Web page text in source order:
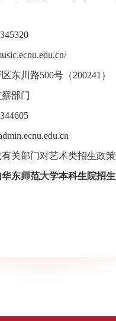
东川路500号（200241）
察部门
有关部门对艺术类招生政
东师范大学本科生院招生